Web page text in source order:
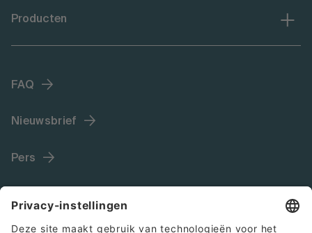
Producten
FAQ
Nieuwsbrief
Pers